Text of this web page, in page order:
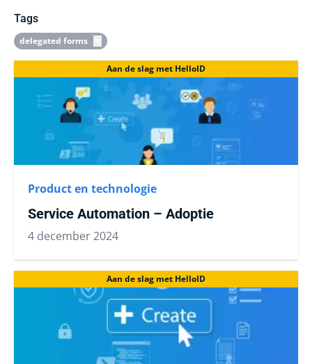
Tags
delegated forms
Aan de slag met HelloID
Product en technologie
Service Automation – Adoptie
4 december 2024
Aan de slag met HelloID